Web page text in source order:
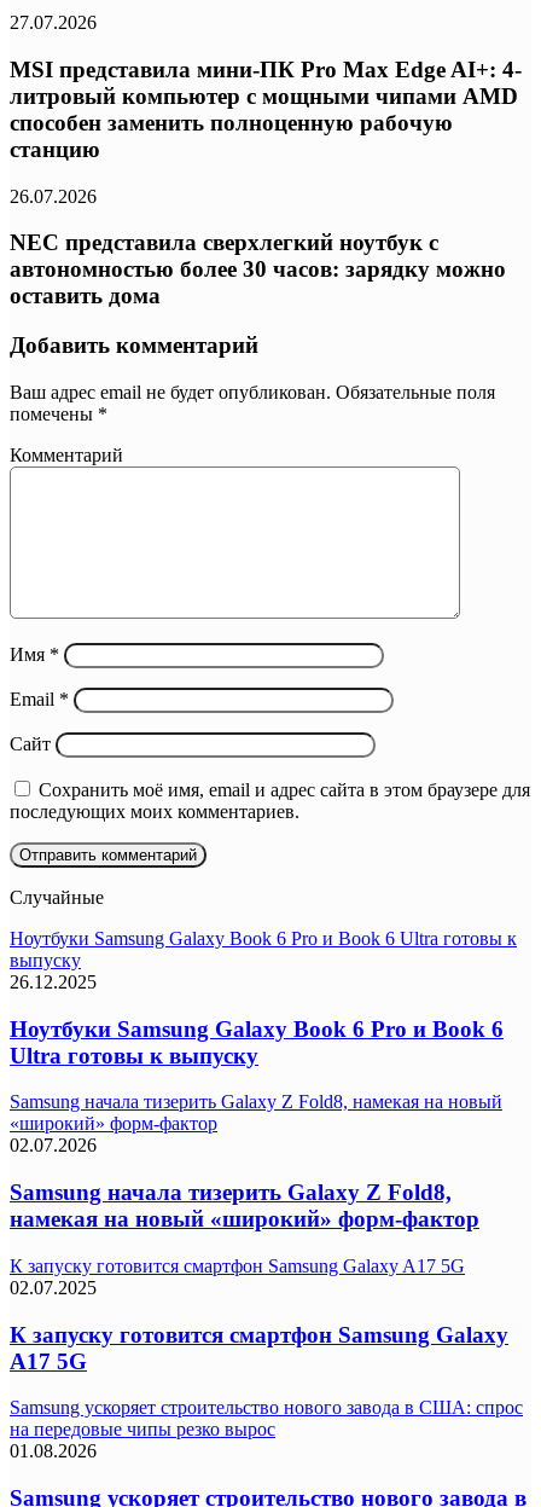
27.07.2026
MSI представила мини-ПК Pro Max Edge AI+: 4-
литровый компьютер с мощными чипами AMD
способен заменить полноценную рабочую
станцию
26.07.2026
NEC представила сверхлегкий ноутбук с
автономностью более 30 часов: зарядку можно
оставить дома
Добавить комментарий
Ваш адрес email не будет опубликован. Обязательные поля
помечены *
Комментарий
Имя *
Email *
Сайт
Сохранить моё имя, email и адрес сайта в этом браузере для
последующих моих комментариев.
Случайные
Ноутбуки Samsung Galaxy Book 6 Pro и Book 6 Ultra готовы к
выпуску
26.12.2025
Ноутбуки Samsung Galaxy Book 6 Pro и Book 6
Ultra готовы к выпуску
Samsung начала тизерить Galaxy Z Fold8, намекая на новый
«широкий» форм-фактор
02.07.2026
Samsung начала тизерить Galaxy Z Fold8,
намекая на новый «широкий» форм-фактор
К запуску готовится смартфон Samsung Galaxy A17 5G
02.07.2025
К запуску готовится смартфон Samsung Galaxy
A17 5G
Samsung ускоряет строительство нового завода в США: спрос
на передовые чипы резко вырос
01.08.2026
Samsung ускоряет строительство нового завода в